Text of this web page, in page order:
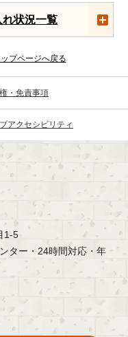
状況一覧
ップページへ戻る
・免責事項
アクセシビリティ
1-5
ター・24時間対応・年